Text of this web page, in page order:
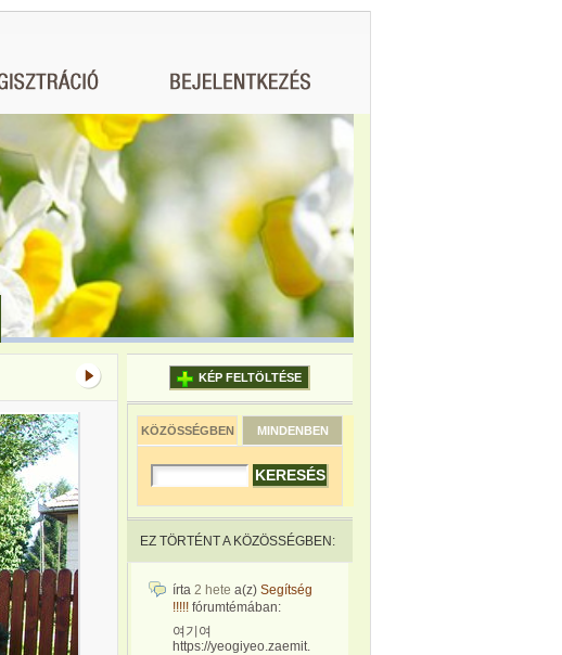
KÉP FELTÖLTÉSE
KÖZÖSSÉGBEN MINDENBEN
EZ TÖRTÉNT A KÖZÖSSÉGBEN:
írta 2 hete a(z) Segítség
!!!!! fórumtémában:
여기여
https://yeogiyeo.zaemit.